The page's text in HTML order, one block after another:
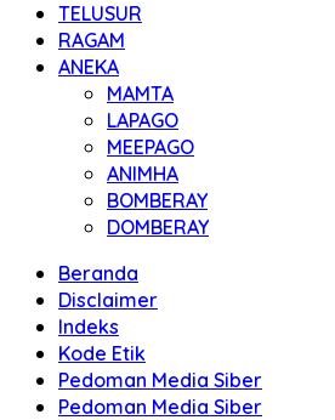
TELUSUR
RAGAM
ANEKA
MAMTA
LAPAGO
MEEPAGO
ANIMHA
BOMBERAY
DOMBERAY
Beranda
Disclaimer
Indeks
Kode Etik
Pedoman Media Siber
Pedoman Media Siber